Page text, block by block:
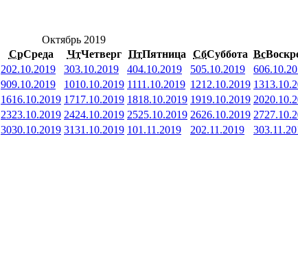
Октябрь 2019
СрСреда ЧтЧетверг ПтПятница СбСуббота Вс
202.10.2019 303.10.2019 404.10.2019 505.10.2019 6
909.10.2019 1010.10.2019 1111.10.2019 1212.10.2019 13
1616.10.2019 1717.10.2019 1818.10.2019 1919.10.2019 20
2323.10.2019 2424.10.2019 2525.10.2019 2626.10.2019 27
3030.10.2019 3131.10.2019 101.11.2019 202.11.2019 3